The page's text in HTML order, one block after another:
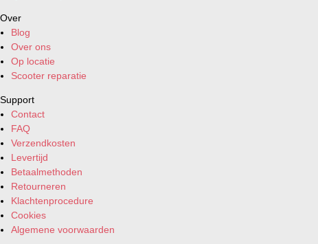
Over
Blog
Over ons
Op locatie
Scooter reparatie
Support
Contact
FAQ
Verzendkosten
Levertijd
Betaalmethoden
Retourneren
Klachtenprocedure
Cookies
Algemene voorwaarden